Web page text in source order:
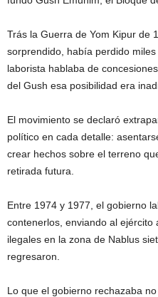
Trás la Guerra de Yom Kipur de
sorprendido, había perdido
laborista hablaba de
del Gush esa posibilidad era
El movimiento se declaró
político en cada detalle:
crear hechos sobre el terreno
retirada futura.
Entre 1974 y 1977, el gobierno
contenerlos, enviando al
ilegales en la zona de Nablus
regresaron.
Lo que el gobierno rechazaba